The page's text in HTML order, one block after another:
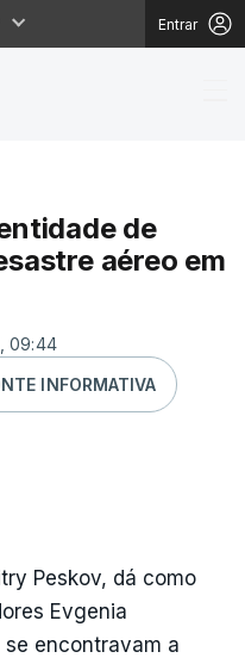
Entrar
de
aéreo em
09:44
INFORMATIVA
Peskov, dá como
Evgenia
encontravam a